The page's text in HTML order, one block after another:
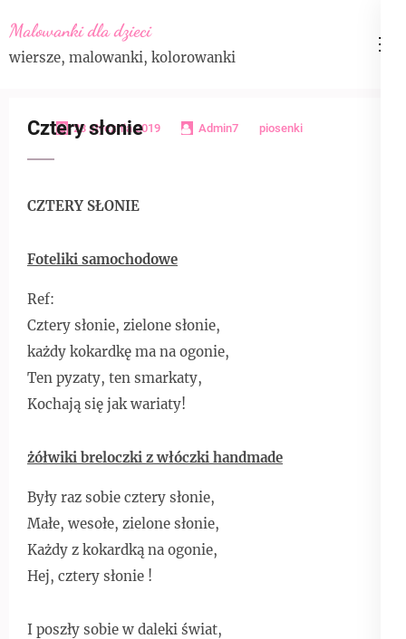
to
content
Enter)
Malowanki dla dzieci
wiersze, malowanki, kolorowanki
23 stycznia 2019 Admin7 piosenki
Cztery słonie
CZTERY SŁONIE
Foteliki samochodowe
Ref:
Cztery słonie, zielone słonie,
każdy kokardkę ma na ogonie,
Ten pyzaty, ten smarkaty,
Kochają się jak wariaty!
żółwiki breloczki z włóczki handmade
Były raz sobie cztery słonie,
Małe, wesołe, zielone słonie,
Każdy z kokardką na ogonie,
Hej, cztery słonie !
I poszły sobie w daleki świat,